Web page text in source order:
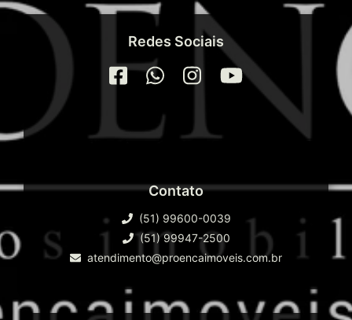
Redes Sociais
Contato
(51) 99600-0039
(51) 99947-2500
atendimento@proencaimoveis.com.br